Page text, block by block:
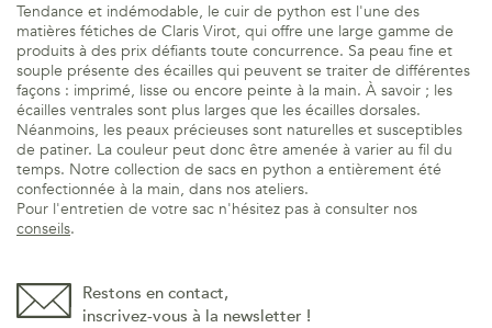
Tendance et indémodable, le cuir de python est l'une des
matières fétiches de Claris Virot, qui offre une large gamme de
produits à des prix défiants toute concurrence. Sa peau fine et
souple présente des écailles qui peuvent se traiter de différentes
façons : imprimé, lisse ou encore peinte à la main. À savoir ; les
écailles ventrales sont plus larges que les écailles dorsales.
Néanmoins, les peaux précieuses sont naturelles et susceptibles
de patiner. La couleur peut donc être amenée à varier au fil du
temps. Notre collection de sacs en python a entièrement été
confectionnée à la main, dans nos ateliers.
Pour l'entretien de votre sac n'hésitez pas à consulter nos
conseils.
Restons en contact,
inscrivez-vous à la newsletter !